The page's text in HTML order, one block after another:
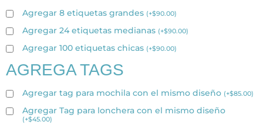
Agregar 8 etiquetas grandes (+$90.00)
Agregar 24 etiquetas medianas (+$90.00)
Agregar 100 etiquetas chicas (+$90.00)
AGREGA TAGS
Agregar tag para mochila con el mismo diseño (+$85.00)
Agregar Tag para lonchera con el mismo diseño
(+$45.00)